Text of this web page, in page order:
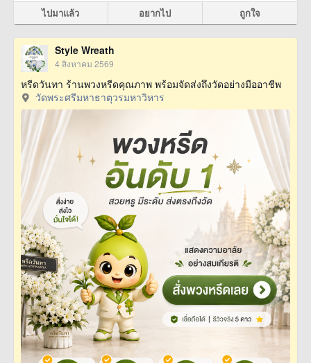
ไปมาแล้ว อยากไป ถูกใจ
Style Wreath
4 สิงหาคม 2569
หรีดวันทา ร้านพวงหรีดคุณภาพ พร้อมจัดส่งถึงวัดอย่างมืออาชีพ
วัดพระศรีมหาธาตุวรมหาวิหาร